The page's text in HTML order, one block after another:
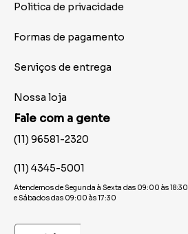
Politica de privacidade
Formas de pagamento
Serviços de entrega
Nossa loja
Fale com a gente
(11) 96581-2320
(11) 4345-5001
Atendemos de Segunda à Sexta das 09:00 às 18:30
e Sábados das 09:00 às 17:30